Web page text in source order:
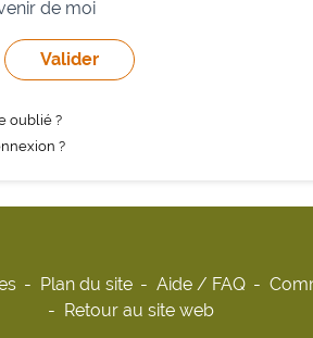
de moi
oublié ?
?
Plan du site Aide / FAQ
Retour au site web